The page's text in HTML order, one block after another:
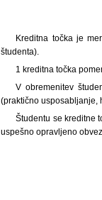
Kreditna točka je
študenta).
1 kreditna točka
V obremenitev
(praktično usposabljanje,
Študentu se kreditne
uspešno opravljeno